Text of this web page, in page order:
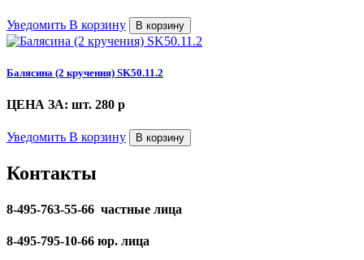
Уведомить В корзину В корзину
Балясина (2 кручения) SK50.11.2
ЦЕНА ЗА: шт. 280 p
Уведомить В корзину В корзину
Контакты
8-495-763-55-66 частные лица
8-495-795-10-66 юр. лица